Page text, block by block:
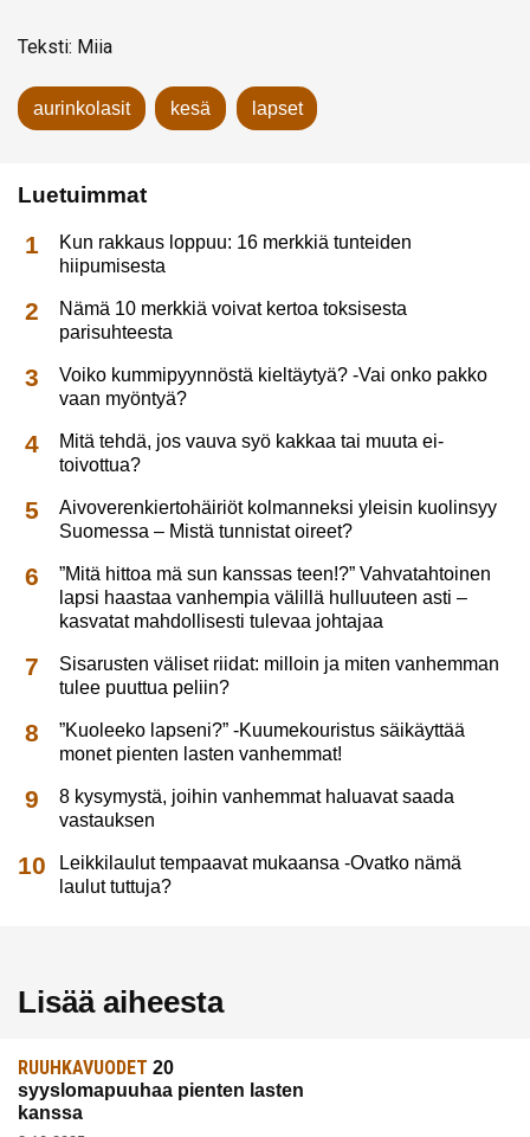
Teksti: Miia
aurinkolasit kesä lapset
Luetuimmat
Kun rakkaus loppuu: 16 merkkiä tunteiden
hiipumisesta
Nämä 10 merkkiä voivat kertoa toksisesta
parisuhteesta
Voiko kummipyynnöstä kieltäytyä? -Vai onko pakko
vaan myöntyä?
Mitä tehdä, jos vauva syö kakkaa tai muuta ei-
toivottua?
Aivoverenkiertohäiriöt kolmanneksi yleisin kuolinsyy
Suomessa – Mistä tunnistat oireet?
”Mitä hittoa mä sun kanssas teen!?” Vahvatahtoinen
lapsi haastaa vanhempia välillä hulluuteen asti –
kasvatat mahdollisesti tulevaa johtajaa
Sisarusten väliset riidat: milloin ja miten vanhemman
tulee puuttua peliin?
”Kuoleeko lapseni?” -Kuumekouristus säikäyttää
monet pienten lasten vanhemmat!
8 kysymystä, joihin vanhemmat haluavat saada
vastauksen
Leikkilaulut tempaavat mukaansa -Ovatko nämä
laulut tuttuja?
Lisää aiheesta
RUUHKAVUODET 20
syyslomapuuhaa pienten lasten
kanssa